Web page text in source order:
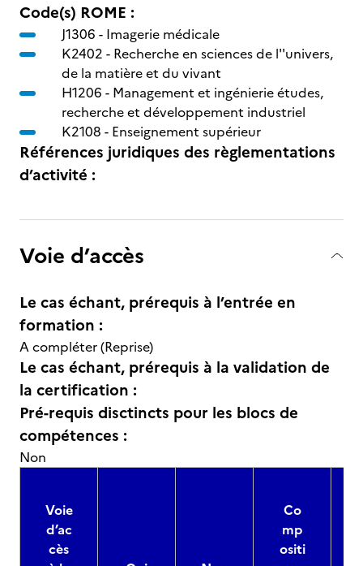
Code(s) ROME :
J1306 - Imagerie médicale
K2402 - Recherche en sciences de l''univers,
de la matière et du vivant
H1206 - Management et ingénierie études,
recherche et développement industriel
K2108 - Enseignement supérieur
Références juridiques des règlementations
d’activité :
Voie d’accès
Le cas échant, prérequis à l’entrée en
formation :
A compléter (Reprise)
Le cas échant, prérequis à la validation de
la certification :
Pré-requis disctincts pour les blocs de
compétences :
Non
Voie
d’ac
cès
Co
mp
ositi